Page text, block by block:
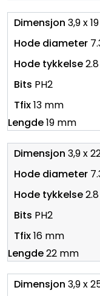
3,9 x
PH2
13 mm
19 mm
3,9 x
PH2
16 mm
22 mm
3,9 x